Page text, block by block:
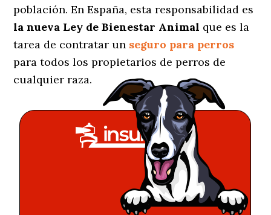
población. En España, esta responsabilidad es
la nueva Ley de Bienestar Animal que es la
tarea de contratar un seguro para perros
para todos los propietarios de perros de
cualquier raza.